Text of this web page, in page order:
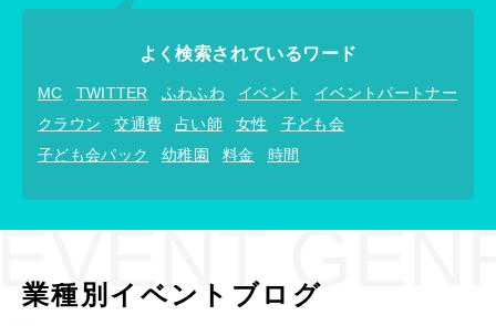
よく検索されているワード
MC TWITTER ふわふわ イベント
イベントパートナー
クラウン
交通費 占い師 女性
子ども会
子ども会パック
幼稚園 料金 時間
業種別イベントブログ